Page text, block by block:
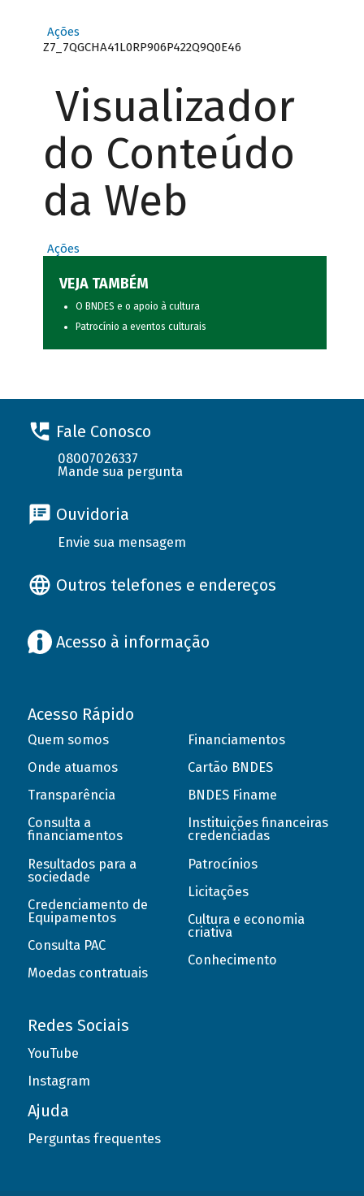
Ações
Z7_7QGCHA41L0RP906P422Q9Q0E46
Visualizador
do Conteúdo
da Web
Ações
VEJA TAMBÉM
O BNDES e o apoio à cultura
Patrocínio a eventos culturais
Fale Conosco
08007026337
Mande sua pergunta
Ouvidoria
Envie sua mensagem
Outros telefones e endereços
Acesso à informação
Acesso Rápido
Quem somos
Onde atuamos
Transparência
Consulta a
financiamentos
Resultados para a
sociedade
Credenciamento de
Equipamentos
Consulta PAC
Moedas contratuais
Financiamentos
Cartão BNDES
BNDES Finame
Instituições financeiras
credenciadas
Patrocínios
Licitações
Cultura e economia
criativa
Conhecimento
Redes Sociais
YouTube
Instagram
Ajuda
Perguntas frequentes